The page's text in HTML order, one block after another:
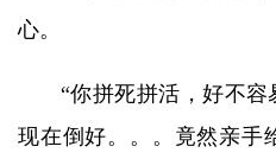
心。
“你拼死拼活，好不容
现在倒好。。。竟然亲手